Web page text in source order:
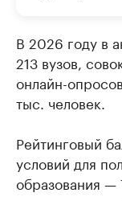
В 2026 году в
213 вузов,
онлайн-
тыс. человек.
Рейтинговый
условий для
образования —